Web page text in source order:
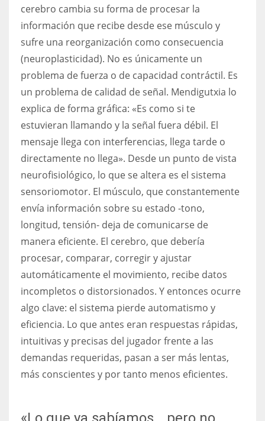
cerebro cambia su forma de procesar la
información que recibe desde ese músculo y
sufre una reorganización como consecuencia
(neuroplasticidad). No es únicamente un
problema de fuerza o de capacidad contráctil. Es
un problema de calidad de señal. Mendigutxia lo
explica de forma gráfica: «Es como si te
estuvieran llamando y la señal fuera débil. El
mensaje llega con interferencias, llega tarde o
directamente no llega». Desde un punto de vista
neurofisiológico, lo que se altera es el sistema
sensoriomotor. El músculo, que constantemente
envía información sobre su estado -tono,
longitud, tensión- deja de comunicarse de
manera eficiente. El cerebro, que debería
procesar, comparar, corregir y ajustar
automáticamente el movimiento, recibe datos
incompletos o distorsionados. Y entonces ocurre
algo clave: el sistema pierde automatismo y
eficiencia. Lo que antes eran respuestas rápidas,
intuitivas y precisas del jugador frente a las
demandas requeridas, pasan a ser más lentas,
más conscientes y por tanto menos eficientes.